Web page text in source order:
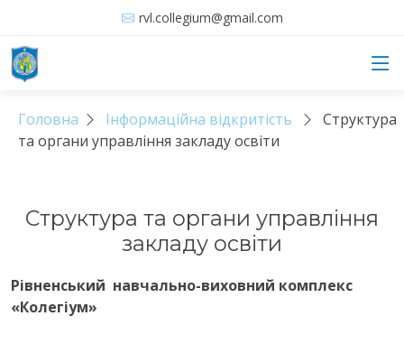
rvl.collegium@gmail.com
Головна Інформаційна відкритість
Структура
та органи управління закладу освіти
Структура та органи управління
закладу освіти
Рівненський навчально-виховний комплекс
«Колегіум»